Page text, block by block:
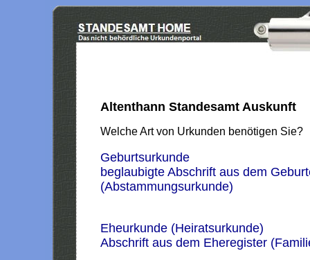
Altenthann Standesamt Auskunft
Welche Art von Urkunden benötigen Sie?
Geburtsurkunde
beglaubigte Abschrift aus dem
(Abstammungsurkunde)
Eheurkunde (Heiratsurkunde)
Abschrift aus dem Eheregister